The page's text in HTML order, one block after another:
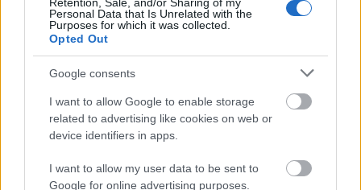
Personal Data that Is Unrelated with the
Purposes for which it was collected.
Opted Out
Google consents
I want to allow Google to enable storage
related to advertising like cookies on web or
device identifiers in apps.
I want to allow my user data to be sent to
Google for online advertising purposes.
SZERKESZTÉSI ELVEK
SEOattila•2026. február 09.
- Olyan témákról írunk, amelyek a mindennapokban
tényleg előjönnek ingatlanvásárlásnál és
otthonfelújításnál.